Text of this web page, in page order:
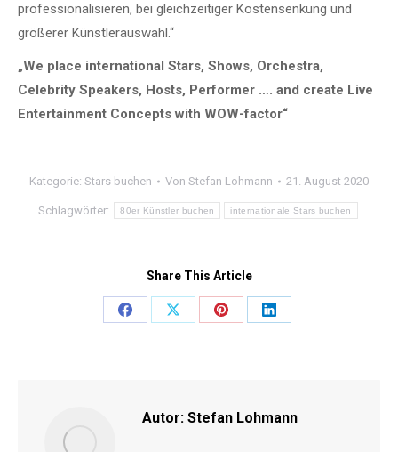
professionalisieren, bei gleichzeitiger Kostensenkung und
größerer Künstlerauswahl.“
„We place international Stars, Shows, Orchestra,
Celebrity Speakers, Hosts, Performer …. and create Live
Entertainment Concepts with WOW-factor“
Kategorie: Stars buchen Von Stefan Lohmann 21. August 2020
Schlagwörter: 80er Künstler buchen internationale Stars buchen
Share This Article
Share
Share
Share
Share
Autor: Stefan Lohmann